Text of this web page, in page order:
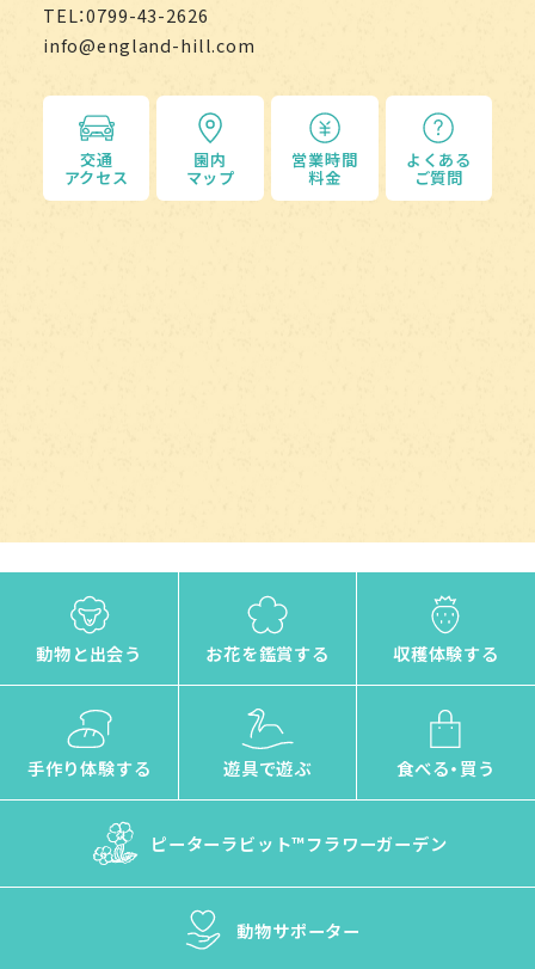
TEL：0799-43-2626
info@england-hill.com
交通
アクセス
園内
マップ
営業時間
料金
よくある
ご質問
動物と出会う お花を鑑賞する 収穫体験する
手作り体験する 遊具で遊ぶ 食べる・買う
ピーターラビット™フラワーガーデン
動物サポーター